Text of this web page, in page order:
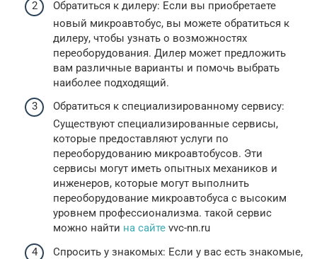
Обратиться к дилеру: Если вы приобретаете
новый микроавтобус, вы можете обратиться к
дилеру, чтобы узнать о возможностях
переоборудования. Дилер может предложить
вам различные варианты и помочь выбрать
наиболее подходящий.
Обратиться к специализированному сервису:
Существуют специализированные сервисы,
которые предоставляют услуги по
переоборудованию микроавтобусов. Эти
сервисы могут иметь опытных механиков и
инженеров, которые могут выполнить
переоборудование микроавтобуса с высоким
уровнем профессионализма. такой сервис
можно найти на сайте vvc-nn.ru
Спросить у знакомых: Если у вас есть знакомые,